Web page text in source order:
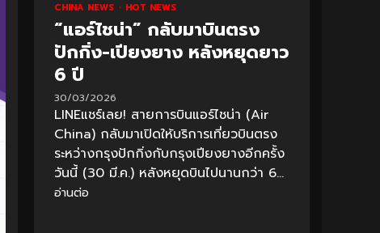
CHINA NEWS HOT NEWS
“แอร์ไชน่า” กลับมาบินตรง
ปักกิ่ง-เปียงยาง หลังหยุดยาว
6 ปี
30/03/2026
LINEแชร์เลย! สายการบินแอร์ไชน่า (Air
China) กลับมาเปิดให้บริการเที่ยวบินตรง
ระหว่างกรุงปักกิ่งกับกรุงเปียงยางอีกครั้ง
วันนี้ (30 มี.ค.) หลังหยุดบินไปนานกว่า 6...
อ่านต่อ